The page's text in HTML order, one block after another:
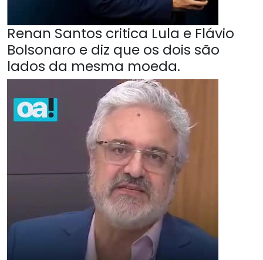
Renan Santos critica Lula e Flávio
Bolsonaro e diz que os dois são
lados da mesma moeda.